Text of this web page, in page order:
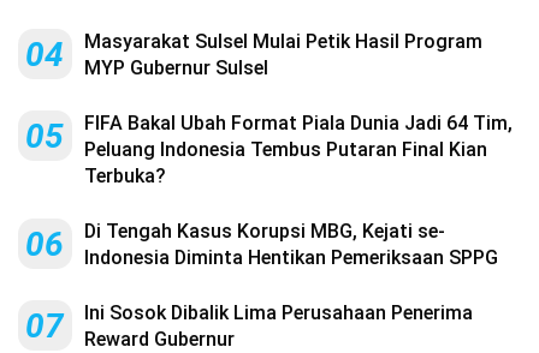
04
Masyarakat Sulsel Mulai Petik Hasil Program
MYP Gubernur Sulsel
05
FIFA Bakal Ubah Format Piala Dunia Jadi 64 Tim,
Peluang Indonesia Tembus Putaran Final Kian
Terbuka?
06
Di Tengah Kasus Korupsi MBG, Kejati se-
Indonesia Diminta Hentikan Pemeriksaan SPPG
07
Ini Sosok Dibalik Lima Perusahaan Penerima
Reward Gubernur